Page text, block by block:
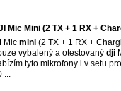
Mic Mini (2 TX + 1 RX +
Mic mini (2 TX + 1 RX +
vybalený a otestovaný dji
tyto mikrofony i v setu
...